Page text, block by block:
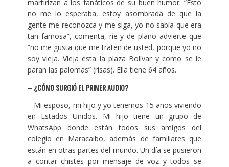
martirizan a los fanáticos de su buen humor. “Esto
no me lo esperaba, estoy asombrada de que la
gente me reconozca y me siga, yo no sabía que era
tan famosa”, comenta, ríe y de plano advierte que
“no me gusta que me traten de usted, porque yo no
soy vieja. Vieja esta la plaza Bolívar y como se le
paran las palomas” (risas). Ella tiene 64 años.
– ¿CÓMO SURGIÓ EL PRIMER AUDIO?
– Mi esposo, mi hijo y yo tenemos 15 años viviendo
en Estados Unidos. Mi hijo tiene un grupo de
WhatsApp donde están todos sus amigos del
colegio en Maracaibo, además de familiares que
están en otras partes del mundo. Un día se pusieron
a contar chistes por mensaje de voz y todos se